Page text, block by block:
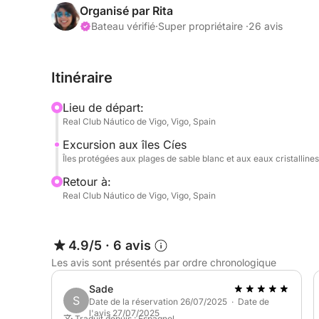
journée.
envies.
Cette expérience est idéale pour se détendre,
occasions spéciales dans un cadre exclusif et
Inclus :
Pagaie
Une journée en mer entièrement
découverte des plus beaux sites autour de Vigo.
Organisé par Rita
Bateau vérifié·Super propriétaire ·26 avis
Itinéraire
Lieu de départ:
Real Club Náutico de Vigo, Vigo, Spain
Excursion aux îles Cíes
Îles protégées aux plages de sable blanc et aux eaux
Retour à:
Real Club Náutico de Vigo, Vigo, Spain
4.9/5 · 6 avis
Les avis sont présentés par ordre chronologique
S
Sade
Date de la réservation 26/07/2025 · Date de
l'avis 27/07/2025